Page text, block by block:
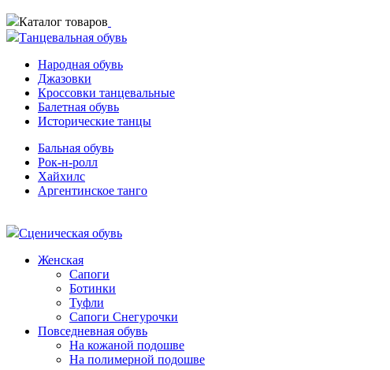
Каталог товаров
Танцевальная обувь
Народная обувь
Джазовки
Кроссовки танцевальные
Балетная обувь
Исторические танцы
Бальная обувь
Рок-н-ролл
Хайхилс
Аргентинское танго
Сценическая обувь
Женская
Сапоги
Ботинки
Туфли
Сапоги Снегурочки
Повседневная обувь
На кожаной подошве
На полимерной подошве